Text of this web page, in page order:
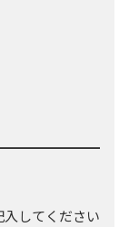
してください